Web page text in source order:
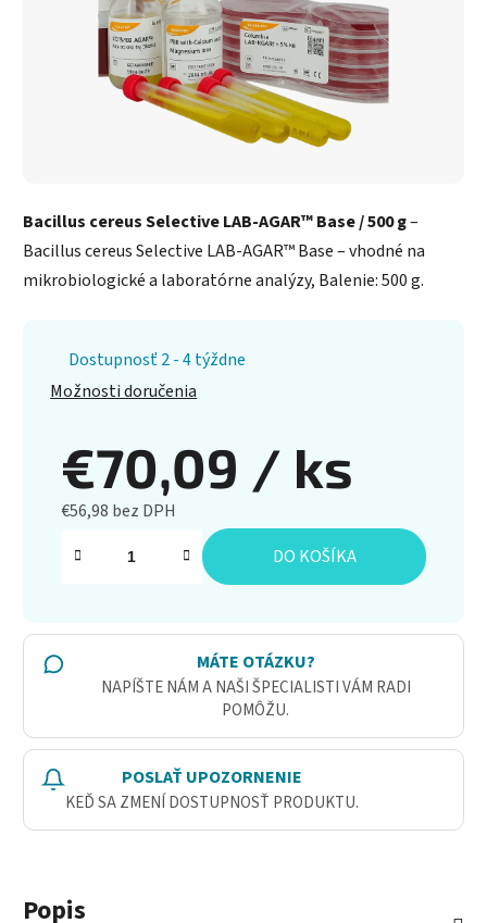
Bacillus cereus Selective LAB-AGAR™ Base / 500 g–
Bacillus cereus Selective LAB-AGAR™ Base – vhodné na
mikrobiologické a laboratórne analýzy, Balenie: 500 g.
Dostupnosť 2 - 4 týždne
Možnosti doručenia
€70,09 / ks
€56,98 bez DPH
Jednotková cena:
DO KOŠÍKA
MÁTE OTÁZKU?
NAPÍŠTE NÁM A NAŠI ŠPECIALISTI VÁM RADI
POMÔŽU.
POSLAŤ UPOZORNENIE
KEĎ SA ZMENÍ DOSTUPNOSŤ PRODUKTU.
Popis